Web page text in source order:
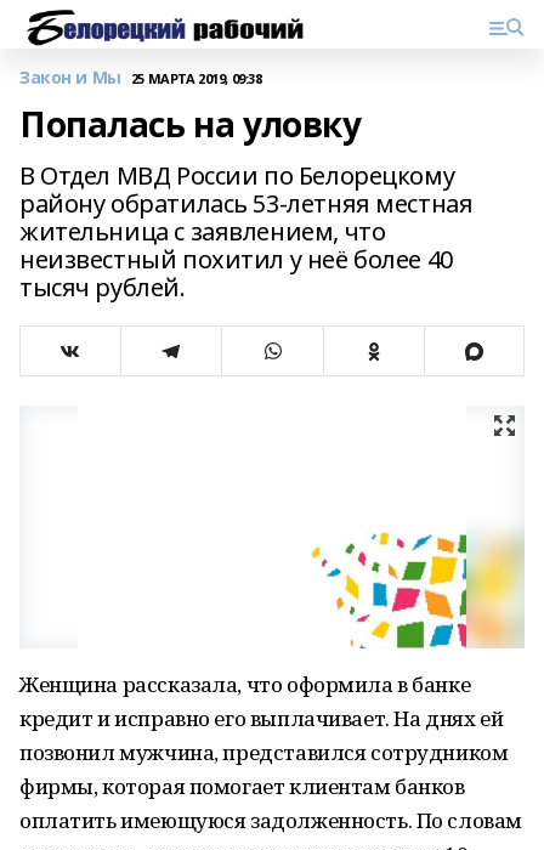
Закон и Мы 25 МАРТА 2019, 09:38
Попалась на уловку
В Отдел МВД России по Белорецкому
району обратилась 53-летняя местная
жительница с заявлением, что
неизвестный похитил у неё более 40
тысяч рублей.
Женщина рассказала, что оформила в банке
кредит и исправно его выплачивает. На днях ей
позвонил мужчина, представился сотрудником
фирмы, которая помогает клиентам банков
оплатить имеющуюся задолженность. По словам